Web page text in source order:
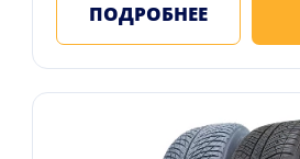
ПОДРОБНЕЕ